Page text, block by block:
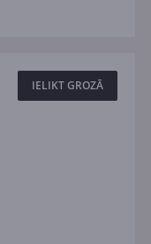
IELIKT GROZĀ